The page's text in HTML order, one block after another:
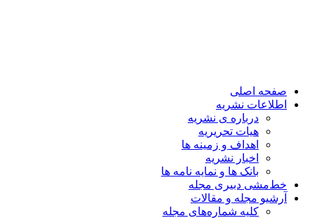
صفحه اصلی
اطلاعات نشریه
درباره ی نشریه
هیات تحریریه
اهداف و زمینه ها
اخبار نشریه
بانک ها و نمایه نامه ها
خط‌مشی دبیری مجله
آرشیو مجله و مقالات
کلیه شماره‌های مجله